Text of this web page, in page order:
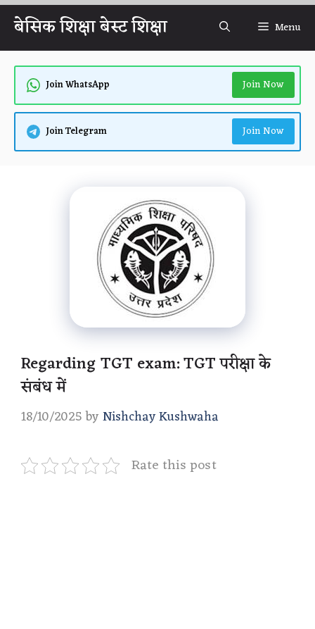
Skip
content
बेसिक शिक्षा बेस्ट शिक्षा Menu
Join WhatsApp Join Now
Join Telegram Join Now
Regarding TGT exam: TGT परीक्षा के
संबंध में
18/10/2025 byNishchay Kushwaha
Rate this post